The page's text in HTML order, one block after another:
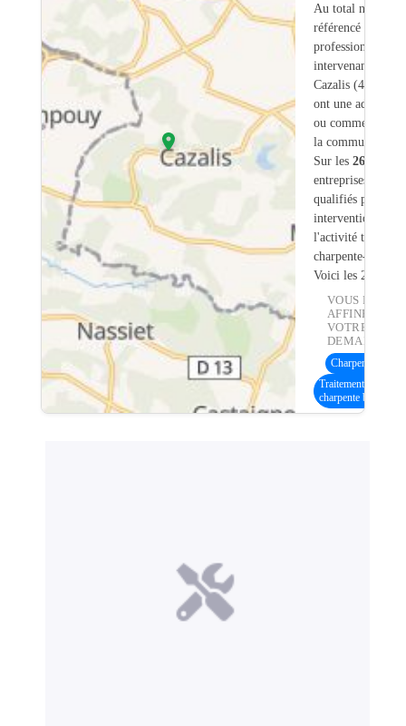
Au total nous
référencé
professionnels
intervenant sur
Cazalis (40) dont
ont une adresse
ou commerciale
la commune.
Sur les 26
entreprises
qualifiés pour une
intervention sur
l'activité
charpente-bois.
Voici les 20
VOUS
AFFINER
VOTRE
DEMANDE :
Charpente bois
Traitement
charpente bois